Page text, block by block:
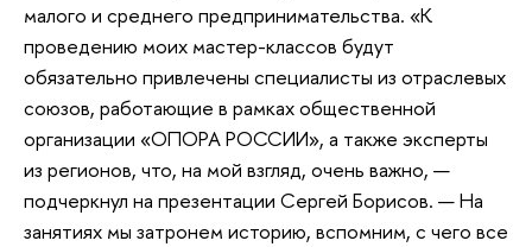
малого и среднего предпринимательства. «К
проведению моих мастер-классов будут
обязательно привлечены специалисты из отраслевых
союзов, работающие в рамках общественной
организации «ОПОРА РОССИИ», а также эксперты
из регионов, что, на мой взгляд, очень важно, —
подчеркнул на презентации Сергей Борисов. — На
занятиях мы затронем историю, вспомним, с чего все